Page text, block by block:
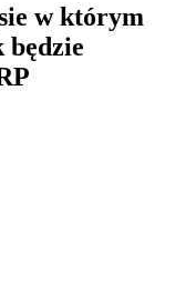
w którym
będzie